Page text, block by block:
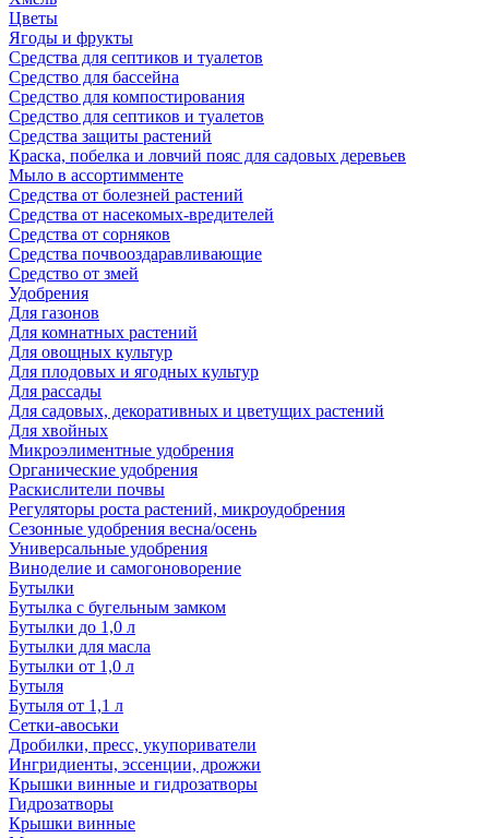
Цветы
Ягоды и фрукты
Средства для септиков и туалетов
Средство для бассейна
Средство для компостирования
Средство для септиков и туалетов
Средства защиты растений
Краска, побелка и ловчий пояс для садовых деревьев
Мыло в ассортимменте
Средства от болезней растений
Средства от насекомых-вредителей
Средства от сорняков
Средства почвооздаравливающие
Средство от змей
Удобрения
Для газонов
Для комнатных растений
Для овощных культур
Для плодовых и ягодных культур
Для рассады
Для садовых, декоративных и цветущих растений
Для хвойных
Микроэлиментные удобрения
Органические удобрения
Раскислители почвы
Регуляторы роста растений, микроудобрения
Сезонные удобрения весна/осень
Универсальные удобрения
Виноделие и самогоноворение
Бутылки
Бутылка с бугельным замком
Бутылки до 1,0 л
Бутылки для масла
Бутылки от 1,0 л
Бутыля
Бутыля от 1,1 л
Сетки-авоськи
Дробилки, пресс, укупориватели
Ингридиенты, эссенции, дрожжи
Крышки винные и гидрозатворы
Гидрозатворы
Крышки винные